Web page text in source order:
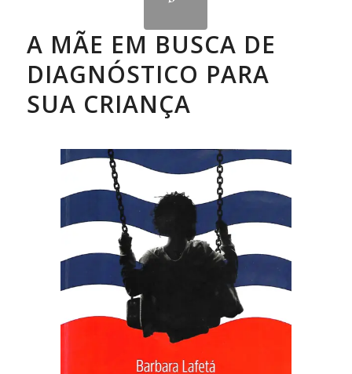
A MÃE EM BUSCA DE
DIAGNÓSTICO PARA
SUA CRIANÇA